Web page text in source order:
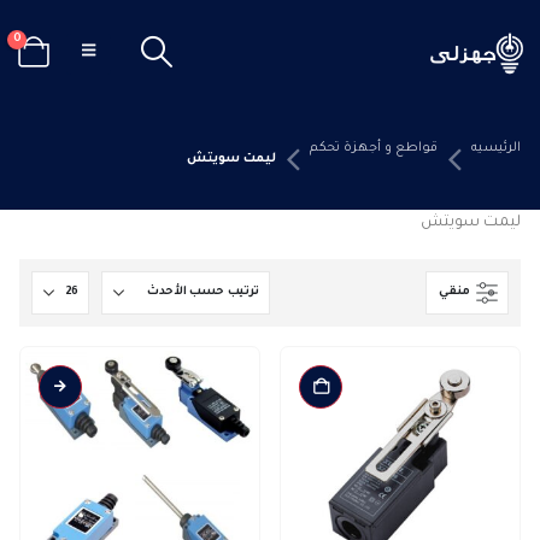
0
الرئيسيه قواطع و أجهزة تحكم
ليمت سويتش
ليمت سويتش
منقي